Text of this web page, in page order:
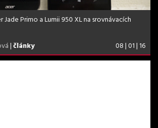
Primo a Lumii 950 XL na srovnávacích
|články 08 | 01 | 16